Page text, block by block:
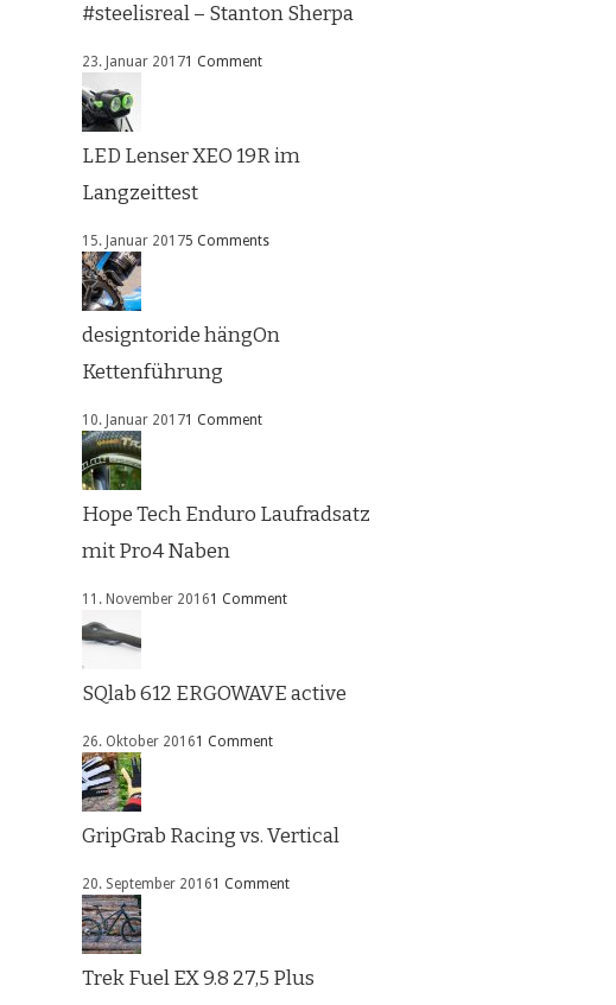
#steelisreal – Stanton Sherpa
23. Januar 20171 Comment
LED Lenser XEO 19R im
Langzeittest
15. Januar 20175 Comments
designtoride hängOn
Kettenführung
10. Januar 20171 Comment
Hope Tech Enduro Laufradsatz
mit Pro4 Naben
11. November 20161 Comment
SQlab 612 ERGOWAVE active
26. Oktober 20161 Comment
GripGrab Racing vs. Vertical
20. September 20161 Comment
Trek Fuel EX 9.8 27,5 Plus